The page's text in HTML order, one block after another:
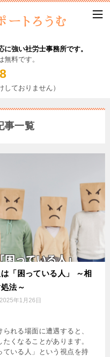
強い社労士事務所です。
料です。
しておりません）
事一覧
「困っている人」 ～相
法～
2025年1月26日
れる場面に遭遇すると、
くなることがあります。
ている人」という視点を持